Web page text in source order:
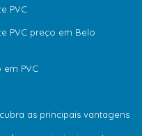
PVC
PVC preço em Belo
PVC
as principais vantagens